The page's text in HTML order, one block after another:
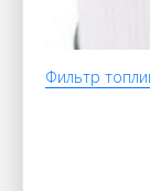
Фильтр